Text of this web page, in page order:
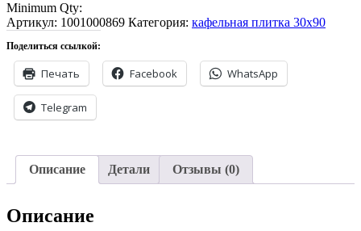
Minimum Qty:
Артикул: 1001000869 Категория: кафельная плитка 30x90
Поделиться ссылкой:
Печать Facebook WhatsApp
Telegram
Описание Детали Отзывы (0)
Описание